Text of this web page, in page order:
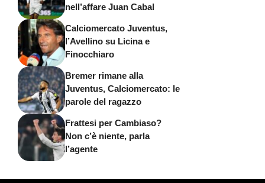
nell’affare Juan Cabal
Calciomercato Juventus,
l’Avellino su Licina e
Finocchiaro
Bremer rimane alla
Juventus, Calciomercato: le
parole del ragazzo
Frattesi per Cambiaso?
Non c’è niente, parla
l’agente